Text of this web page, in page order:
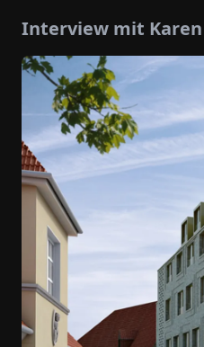
Interview mit Karen